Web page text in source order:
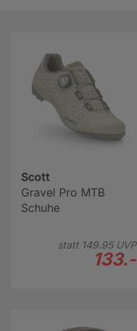
Scott
Gravel Pro MTB
Schuhe
statt 149.95UVP
133.-